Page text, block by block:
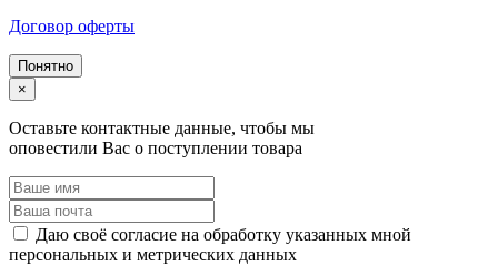
Договор оферты
Понятно
×
Оставьте контактные данные, чтобы мы
оповестили Вас о поступлении товара
Даю своё согласие на обработку указанных мной
персональных и метрических данных